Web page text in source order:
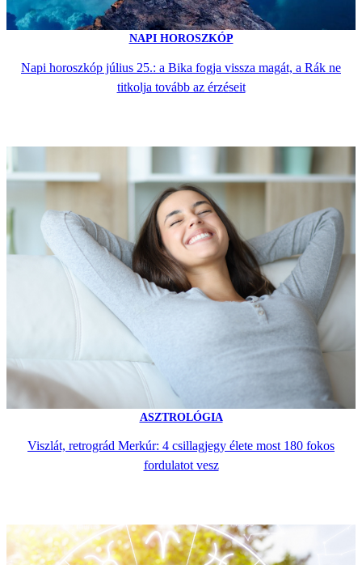
NAPI HOROSZKÓP
Napi horoszkóp július 25.: a Bika fogja vissza magát, a Rák ne
titkolja tovább az érzéseit
ASZTROLÓGIA
Viszlát, retrográd Merkúr: 4 csillagjegy élete most 180 fokos
fordulatot vesz